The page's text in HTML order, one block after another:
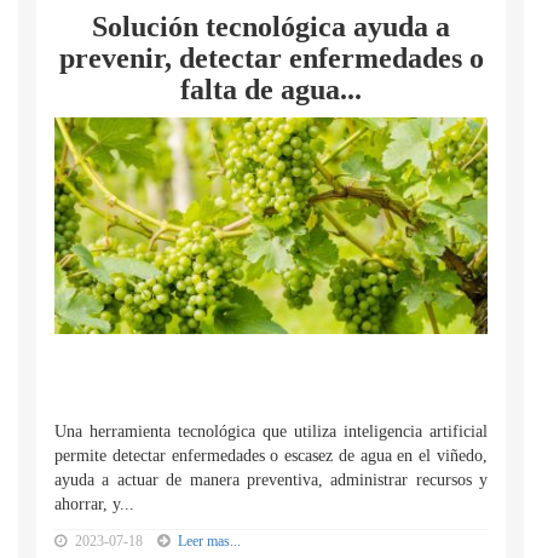
Solución tecnológica ayuda a
prevenir, detectar enfermedades o
falta de agua...
Una herramienta tecnológica que utiliza inteligencia artificial
permite detectar enfermedades o escasez de agua en el viñedo,
ayuda a actuar de manera preventiva, administrar recursos y
ahorrar, y...
2023-07-18 Leer mas...